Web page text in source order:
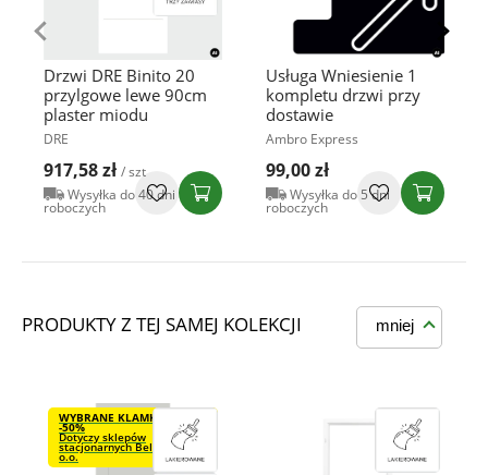
Drzwi DRE Binito 20
przylgowe lewe 90cm
plaster miodu
DRE
917,58 zł / szt
Wysyłka do 40 dni
roboczych
Usługa Wniesienie 1
kompletu drzwi przy
dostawie
Ambro Express
99,00 zł
Wysyłka do 5 dni
roboczych
PRODUKTY Z TEJ SAMEJ KOLEKCJI mniej
WYBRANE KLAMKI VDS
-50%
Dotyczy sklepów
stacjonarnych Bel-Pol Sp. z
o.o.